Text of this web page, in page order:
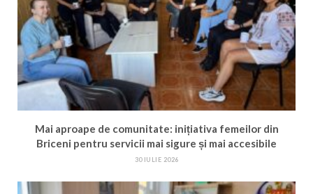
Mai aproape de comunitate: inițiativa femeilor din
Briceni pentru servicii mai sigure și mai accesibile
30 IULIE 2026